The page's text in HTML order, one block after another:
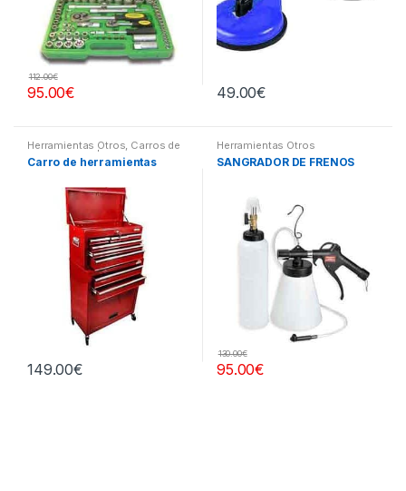
95.00€
112.00€
49.00€
Herramientas Otros, Carros de
Herramientas | Bancos
Carro de herramientas
149.00€
Herramientas Otros
SANGRADOR DE FRENOS
95.00€
130.00€